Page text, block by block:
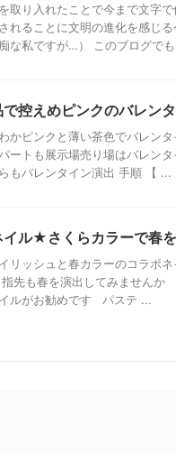
取り入れたことで今まで文字
れることに文明の進化を感じ
な私ですが…） このブログで
で控えめピンクのバレン
かピンクと薄い茶色でバレン
ートも展示場売り場はバレン
もバレンタイン演出 手順 【 ...
イル★さくらカラーで春
リッシュと春カラーのコラボ
先も春を演出してみませんか
ルがお勧めです パステ ...